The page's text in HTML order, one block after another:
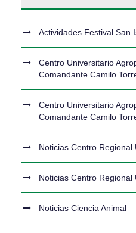
Actividades Festival San
Centro Universitario
Comandante Camilo
Centro Universitario
Comandante Camilo
Noticias Centro Regional
Noticias Centro Regional
Noticias Ciencia Animal